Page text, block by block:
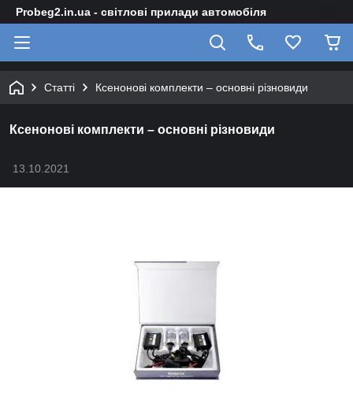
Probeg2.in.ua - світлові прилади автомобіля
Статті Ксенонові комплекти – основні різновиди
Ксенонові комплекти – основні різновиди
13.10.2021